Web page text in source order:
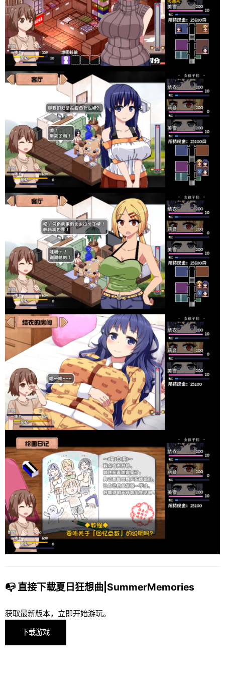
📭 直接下载夏日狂想曲|SummerMemories
获取最新版本，立即开始游玩。
下载游戏